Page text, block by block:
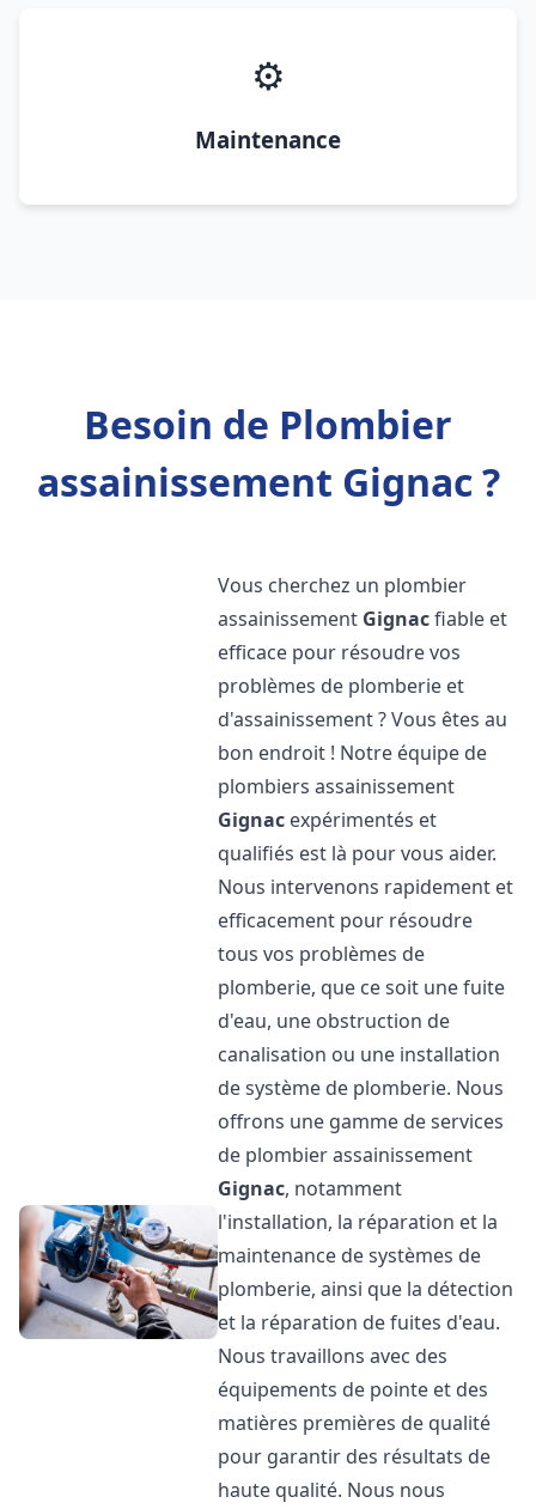
⚙️
Maintenance
Besoin de Plombier
assainissement Gignac ?
Vous cherchez un plombier
assainissement Gignacfiable et
efficace pour résoudre vos
problèmes de plomberie et
d'assainissement ? Vous êtes au
bon endroit ! Notre équipe de
plombiers assainissement
Gignac expérimentés et
qualifiés est là pour vous aider.
Nous intervenons rapidement et
efficacement pour résoudre
tous vos problèmes de
plomberie, que ce soit une fuite
d'eau, une obstruction de
canalisation ou une installation
de système de plomberie. Nous
offrons une gamme de services
de plombier assainissement
Gignac, notamment
l'installation, la réparation et la
maintenance de systèmes de
plomberie, ainsi que la détection
et la réparation de fuites d'eau.
Nous travaillons avec des
équipements de pointe et des
matières premières de qualité
pour garantir des résultats de
haute qualité. Nous nous